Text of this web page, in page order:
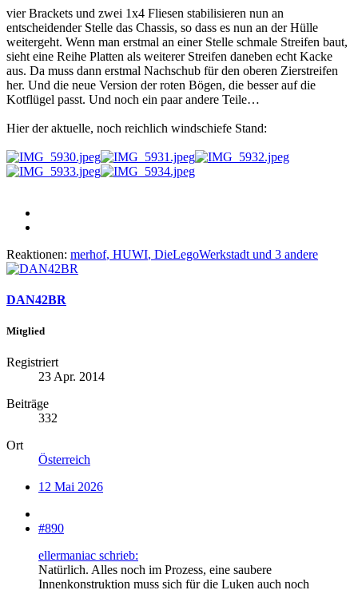
vier Brackets und zwei 1x4 Fliesen stabilisieren nun an
entscheidender Stelle das Chassis, so dass es nun an der Hülle
weitergeht. Wenn man erstmal an einer Stelle schmale Streifen baut,
sieht eine Reihe Platten als weiterer Streifen daneben echt Kacke
aus. Da muss dann erstmal Nachschub für den oberen Zierstreifen
her. Und die neue Version der roten Bögen, die besser auf die
Kotflügel passt. Und noch ein paar andere Teile…
Hier der aktuelle, noch reichlich windschiefe Stand:
Reaktionen: merhof, HUWI, DieLegoWerkstadt und 3 andere
DAN42BR
Mitglied
Registriert
23 Apr. 2014
Beiträge
332
Ort
Österreich
12 Mai 2026
#890
ellermaniac schrieb:
Natürlich. Alles noch im Prozess, eine saubere
Innenkonstruktion muss sich für die Luken auch noch